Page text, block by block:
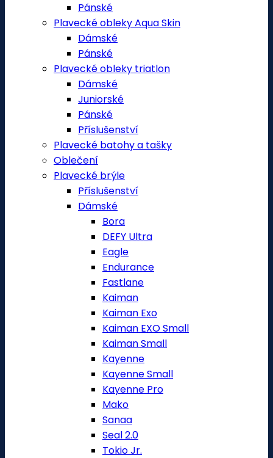
Pánské
Plavecké obleky Aqua Skin
Dámské
Pánské
Plavecké obleky triatlon
Dámské
Juniorské
Pánské
Příslušenství
Plavecké batohy a tašky
Oblečení
Plavecké brýle
Příslušenství
Dámské
Bora
DEFY Ultra
Eagle
Endurance
Fastlane
Kaiman
Kaiman Exo
Kaiman EXO Small
Kaiman Small
Kayenne
Kayenne Small
Kayenne Pro
Mako
Sanaa
Seal 2.0
Tokio Jr.